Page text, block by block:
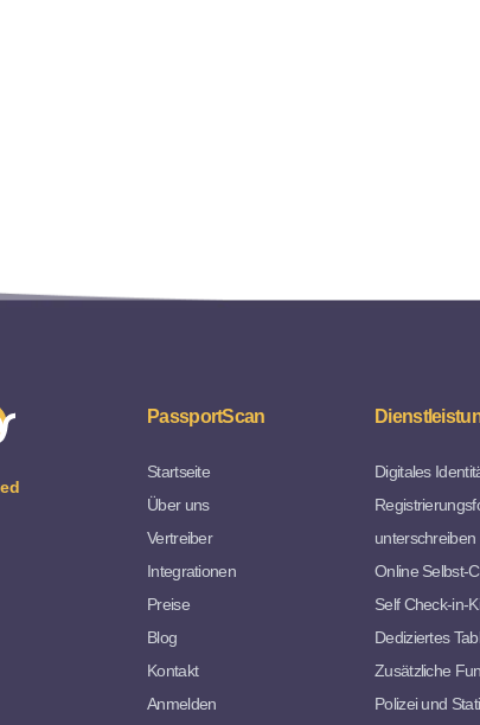
PassportScan
Startseite
Über uns
Vertreiber
Integrationen
Preise
Blog
Kontakt
Anmelden
Digitales
unterschreiben
Online Selbst-
Self Check-in-
Dediziertes
Zusätzliche
Polizei und